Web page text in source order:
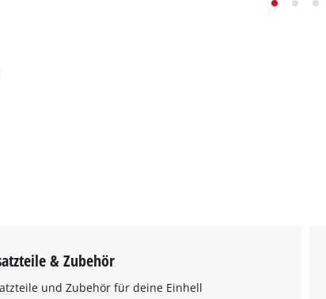
& Zubehör
und Zubehör für deine Einhell